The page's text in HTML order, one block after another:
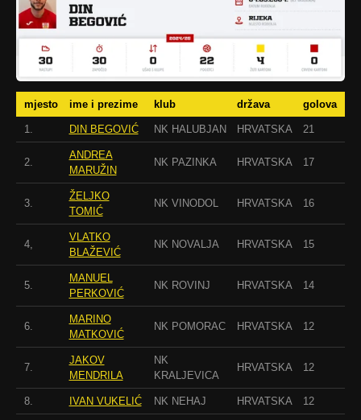
mjesto ime i prezime klub država golova
1. DIN BEGOVIĆ NK HALUBJAN HRVATSKA 21
2.
ANDREA
MARUŽIN
NK PAZINKA HRVATSKA 17
3.
ŽELJKO
TOMIĆ
NK VINODOL HRVATSKA 16
4,
VLATKO
BLAŽEVIĆ
NK NOVALJA HRVATSKA 15
5.
MANUEL
PERKOVIĆ
NK ROVINJ HRVATSKA 14
6.
MARINO
MATKOVIĆ
NK POMORAC HRVATSKA 12
7.
JAKOV
MENDRILA
NK
KRALJEVICA
HRVATSKA 12
8. IVAN VUKELIĆ NK NEHAJ HRVATSKA 12